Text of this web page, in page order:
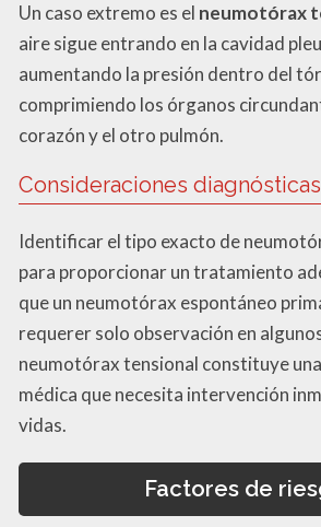
Un caso extremo es el neumotórax
aire sigue entrando en la cavidad
aumentando la presión dentro del
comprimiendo los órganos
corazón y el otro pulmón.
Consideraciones diagnósticas
Identificar el tipo exacto de
para proporcionar un tratamiento
que un neumotórax espontáneo
requerer solo observación en
neumotórax tensional constituye
médica que necesita intervención
vidas.
Factores de